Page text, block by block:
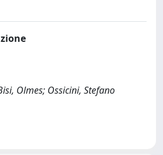
Olmes; Ossicini, Stefano